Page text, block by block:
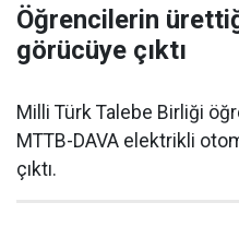
Öğrencilerin
görücüye çıktı
Milli Türk Talebe Birliği
MTTB-DAVA elektrikli
çıktı.